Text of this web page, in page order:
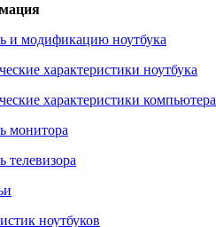
и модификацию ноутбука
характеристики ноутбука
характеристики компьютера
монитора
телевизора
ноутбуков